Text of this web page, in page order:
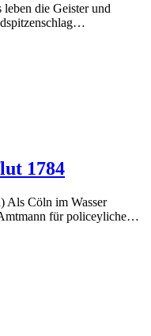
die Geister und
1784
Als Cöln im Wasser
für policeyliche…